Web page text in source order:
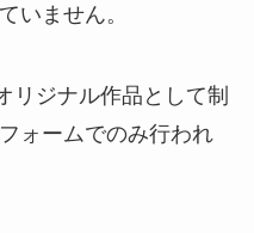
いません。
リジナル作品として制
ォームでのみ行われ